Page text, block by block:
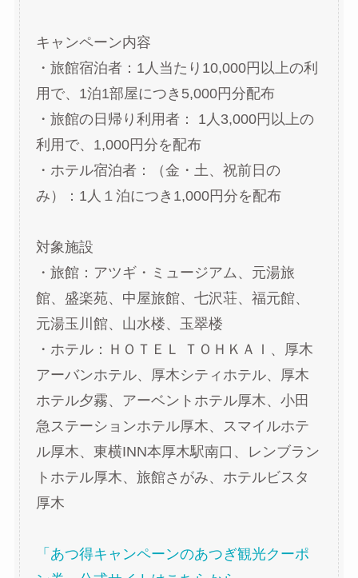
キャンペーン内容
・旅館宿泊者：1人当たり10,000円以上の利
用で、1泊1部屋につき5,000円分配布
・旅館の日帰り利用者： 1人3,000円以上の
利用で、1,000円分を配布
・ホテル宿泊者：（金・土、祝前日の
み）：1人１泊につき1,000円分を配布
対象施設
・旅館：アツギ・ミュージアム、元湯旅
館、盛楽苑、中屋旅館、七沢荘、福元館、
元湯玉川館、山水楼、玉翠楼
・ホテル：ＨＯＴＥＬ ＴＯＨＫＡＩ、厚木
アーバンホテル、厚木シティホテル、厚木
ホテル夕霧、アーベントホテル厚木、小田
急ステーションホテル厚木、スマイルホテ
ル厚木、東横INN本厚木駅南口、レンブラン
トホテル厚木、旅館さがみ、ホテルビスタ
厚木
「あつ得キャンペーンのあつぎ観光クーポ